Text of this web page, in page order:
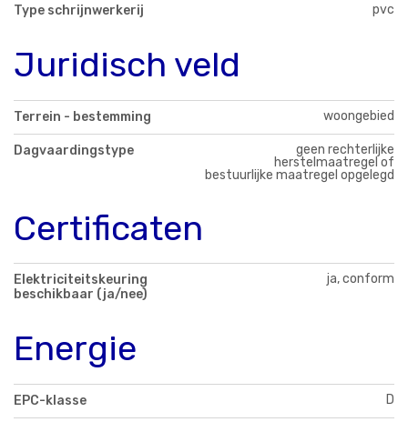
Type schrijnwerkerij pvc
Juridisch veld
Terrein - bestemming woongebied
Dagvaardingstype
geen rechterlijke
herstelmaatregel of
bestuurlijke maatregel opgelegd
Certificaten
Elektriciteitskeuring
beschikbaar (ja/nee)
ja, conform
Energie
EPC-klasse D